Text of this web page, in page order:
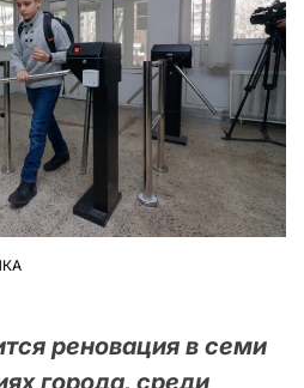
реновация в семи
города, среди